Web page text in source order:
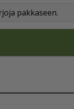
pakkaseen.